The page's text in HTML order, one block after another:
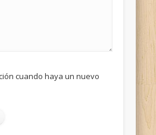
cuando haya un nuevo